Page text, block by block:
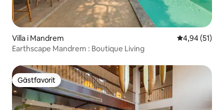
Villa i Mandrem 4,94 av 5 i
4,94 (51)
Earthscape Mandrem : Boutique Living
Gästfavorit
Gästfavorit